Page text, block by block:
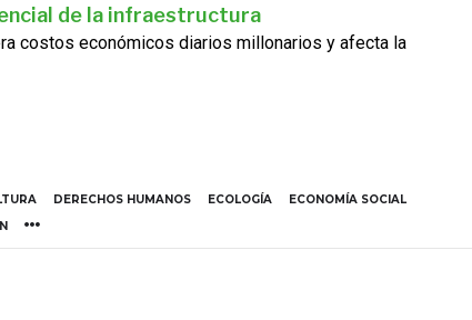
de la infraestructura
costos económicos diarios millonarios y afecta la
DERECHOS HUMANOS ECOLOGÍA
ECONOMÍA SOCIAL